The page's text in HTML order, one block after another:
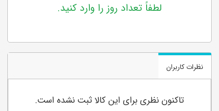
لطفاً تعداد روز را وارد کنید.
نظرات کاربران
تاکنون نظری برای این کالا ثبت نشده است.